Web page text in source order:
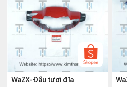
WaZX-Đầu tươi đĩa